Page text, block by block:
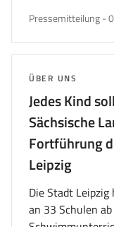
Pressemitteilung-
Jedes Kind
Sächsische
Fortführung
Leipzig
THEMA:
ÜBER UNS
Die Stadt
an 33 Schulen